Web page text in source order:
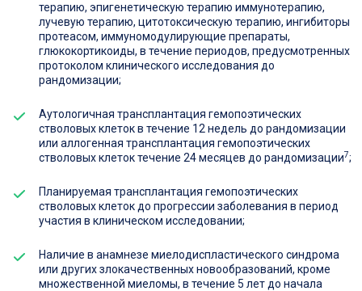
терапию, эпигенетическую терапию иммунотерапию,
лучевую терапию, цитотоксическую терапию, ингибиторы
протеасом, иммуномодулирующие препараты,
глюкокортикоиды, в течение периодов, предусмотренных
протоколом клинического исследования до
рандомизации;
Аутологичная трансплантация гемопоэтических
стволовых клеток в течение 12 недель до рандомизации
или аллогенная трансплантация гемопоэтических
стволовых клеток течение 24 месяцев до рандомизации7;
Планируемая трансплантация гемопоэтических
стволовых клеток до прогрессии заболевания в период
участия в клиническом исследовании;
Наличие в анамнезе миелодиспластического синдрома
или других злокачественных новообразований, кроме
множественной миеломы, в течение 5 лет до начала